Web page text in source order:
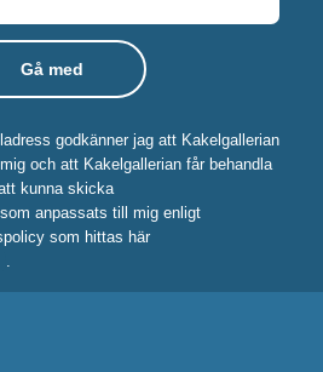
godkänner jag att Kakelgallerian
och att Kakelgallerian får behandla
kunna skicka
anpassats till mig enligt
som hittas här
.